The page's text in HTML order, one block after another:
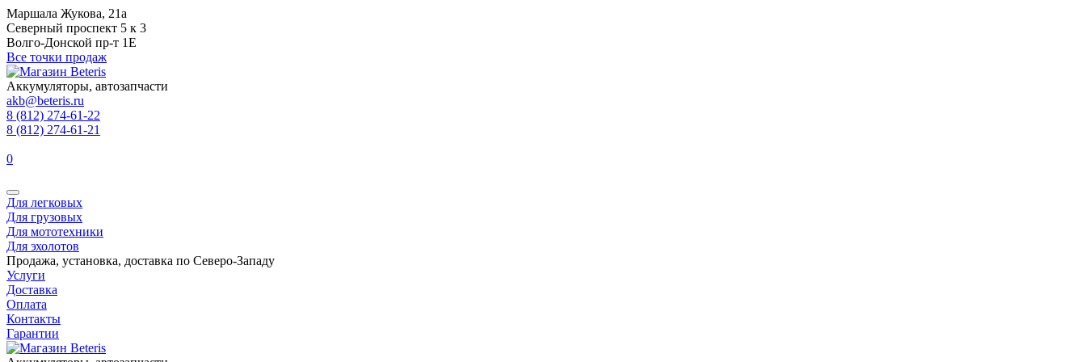
Маршала Жукова, 21а
Северный проспект 5 к 3
Волго-Донской пр-т 1Е
Все точки продаж
Аккумуляторы, автозапчасти
akb@beteris.ru
8 (812) 274-61-22
8 (812) 274-61-21
0
Для легковых
Для грузовых
Для мототехники
Для эхолотов
Продажа, установка, доставка по Северо-Западу
Услуги
Доставка
Оплата
Контакты
Гарантии